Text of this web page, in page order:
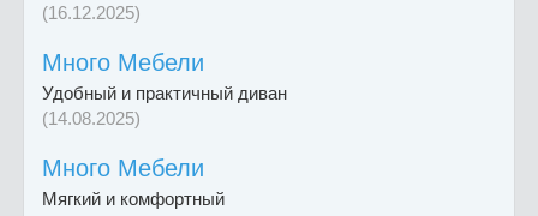
(16.12.2025)
Много Мебели
Удобный и практичный диван
(14.08.2025)
Много Мебели
Мягкий и комфортный